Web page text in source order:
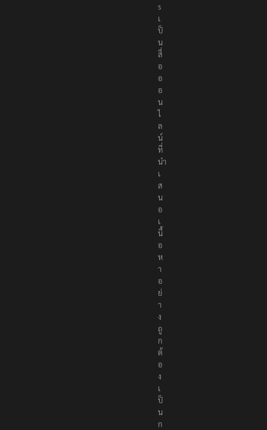
s
เ
ป็
น
สื่
อ
อ
อ
น
ไ
ล
น์
ที่
นำ
เ
ส
น
อ
เ
นื้
อ
ห
า
อ
ย่
า
ง
ถู
ก
ต้
อ
ง
เ
ป็
น
ก